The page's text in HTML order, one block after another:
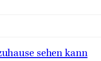
sehen kann